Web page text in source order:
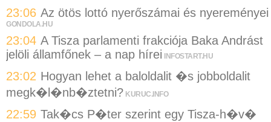
23:06 Az ötös lottó nyerőszámai és nyereményei
GONDOLA.HU
23:04 A Tisza parlamenti frakciója Baka Andrást
jelöli államfőnek – a nap hírei
INFOSTART.HU
23:02 Hogyan lehet a baloldalit �s jobboldalit
megk�l�nb�ztetni? KURUC.INFO
22:59 Tak�cs P�ter szerint egy Tisza-h�v�